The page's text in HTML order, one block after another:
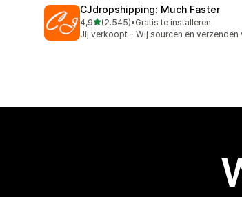
CJdropshipping: Much Faster
4,9van 5 sterren
(2.545)
2545 recensies in totaal
•Gratis te installeren
Jij verkoopt - Wij sourcen en verzenden